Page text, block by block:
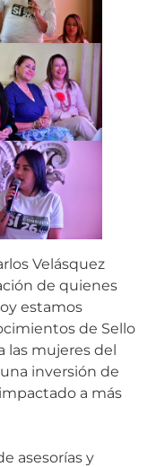
Velásquez
de quienes
estamos
de Sello
las mujeres del
inversión de
a más
asesorías y